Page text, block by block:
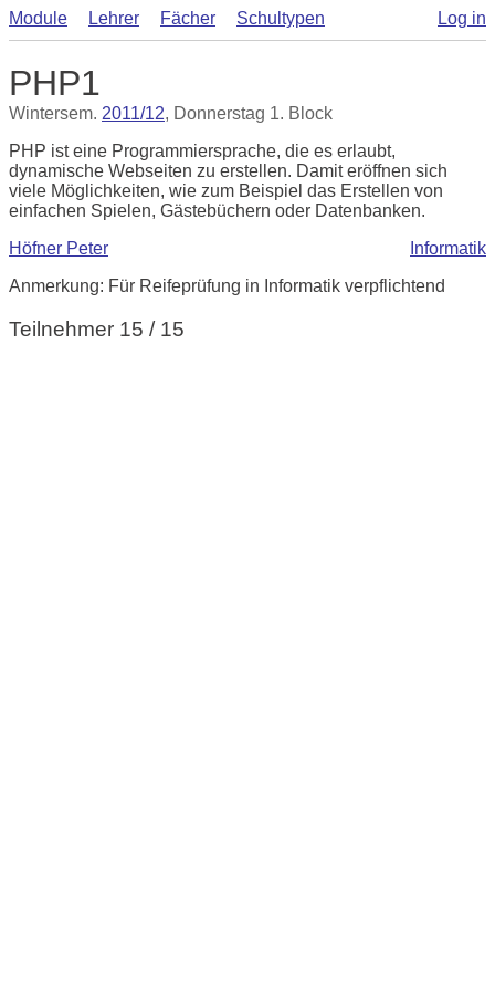
Module Lehrer Fächer Schultypen Log in
PHP1
Wintersem. 2011/12, Donnerstag 1. Block
PHP ist eine Programmiersprache, die es erlaubt,
dynamische Webseiten zu erstellen. Damit eröffnen sich
viele Möglichkeiten, wie zum Beispiel das Erstellen von
einfachen Spielen, Gästebüchern oder Datenbanken.
Informatik
Höfner Peter
Anmerkung: Für Reifeprüfung in Informatik verpflichtend
Teilnehmer 15 / 15